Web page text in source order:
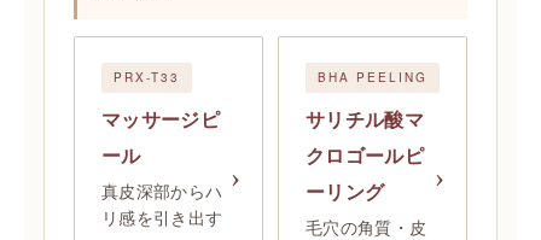
PRX-T33
マッサージピ
ール
真皮深部からハ
リ感を引き出す
BHA PEELING
サリチル酸マ
クロゴールピ
ーリング
毛穴の角質・皮